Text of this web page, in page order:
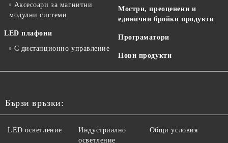
Аксесоари за магнитни
модулни системи
LED плафони
С дистанционно управление
Мостри, преоценени и
единични бройки продукти
Програматори
Нови продукти
Бързи връзки:
LED осветление
Индустриално
осветление
Общи условия